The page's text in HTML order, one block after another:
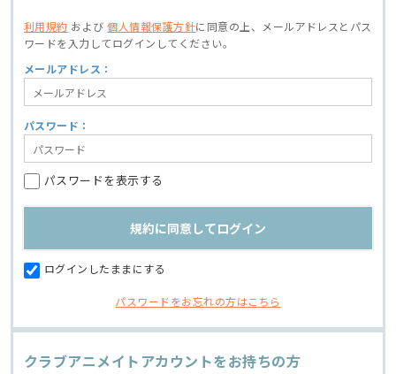
利用規約 および個人情報保護方針に同意の上、
メールアドレスとパス
ワードを入力してログインしてください。
メールアドレス：
パスワード：
パスワードを表示する
ログインしたままにする
パスワードをお忘れの方はこちら
クラブアニメイトアカウントをお持ちの方